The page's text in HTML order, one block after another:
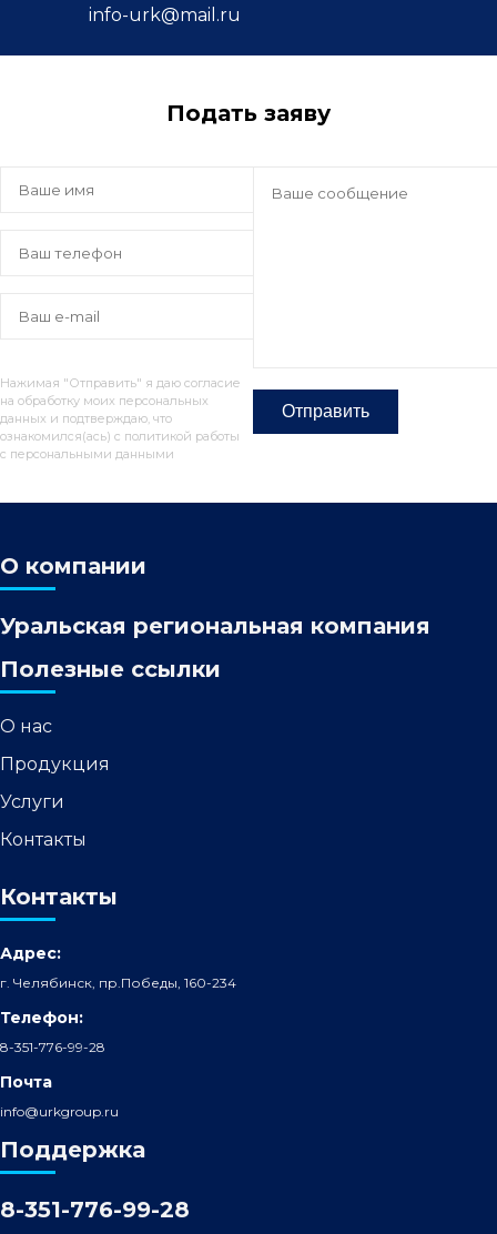
info-urk@mail.ru
Подать заяву
Нажимая "Отправить" я даю согласие
на обработку моих персональных
данных и подтверждаю, что
ознакомился(ась) с политикой работы
с персональными данными
О компании
Уральская региональная компания
Полезные ссылки
О нас
Продукция
Услуги
Контакты
Контакты
Адрес:
г. Челябинск, пр.Победы, 160-234
Телефон:
8-351-776-99-28
Почта
info@urkgroup.ru
Поддержка
8-351-776-99-28